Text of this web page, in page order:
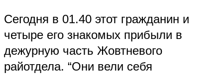
Сегодня в 01.40 этот гражданин и
четыре его знакомых прибыли в
дежурную часть Жовтневого
райотдела. “Они вели себя